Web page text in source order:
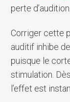
perte d’audition.
Corriger cette
auditif inhibe
puisque le
stimulation.
l’effet est